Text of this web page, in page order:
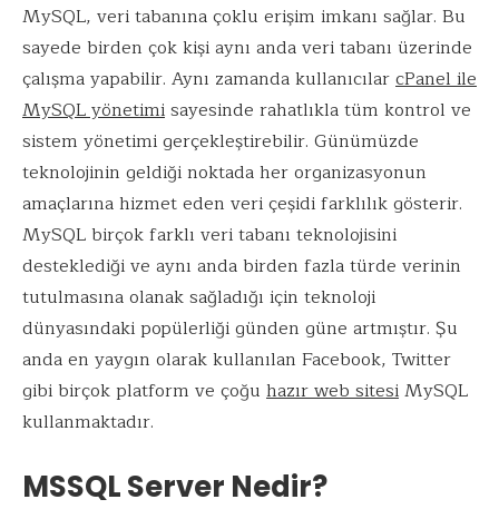
MySQL, veri tabanına çoklu erişim imkanı sağlar. Bu
sayede birden çok kişi aynı anda veri tabanı üzerinde
çalışma yapabilir. Aynı zamanda kullanıcılarcPanel ile
MySQL yönetimisayesinde rahatlıkla tüm kontrol ve
sistem yönetimi gerçekleştirebilir. Günümüzde
teknolojinin geldiği noktada her organizasyonun
amaçlarına hizmet eden veri çeşidi farklılık gösterir.
MySQL birçok farklı veri tabanı teknolojisini
desteklediği ve aynı anda birden fazla türde verinin
tutulmasına olanak sağladığı için teknoloji
dünyasındaki popülerliği günden güne artmıştır. Şu
anda en yaygın olarak kullanılan Facebook, Twitter
gibi birçok platform ve çoğu hazır web sitesiMySQL
kullanmaktadır.
MSSQL Server Nedir?